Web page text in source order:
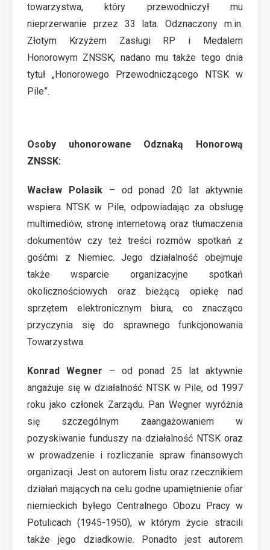
towarzystwa, który przewodniczył mu
nieprzerwanie przez 33 lata. Odznaczony m.in.
Złotym Krzyżem Zasługi RP i Medalem
Honorowym ZNSSK, nadano mu także tego dnia
tytuł „Honorowego Przewodniczącego NTSK w
Pile”.
Osoby uhonorowane Odznaką Honorową
ZNSSK:
Wacław Polasik– od ponad 20 lat aktywnie
wspiera NTSK w Pile, odpowiadając za obsługę
multimediów, stronę internetową oraz tłumaczenia
dokumentów czy też treści rozmów spotkań z
gośćmi z Niemiec. Jego działalność obejmuje
także wsparcie organizacyjne spotkań
okolicznościowych oraz bieżącą opiekę nad
sprzętem elektronicznym biura, co znacząco
przyczynia się do sprawnego funkcjonowania
Towarzystwa.
Konrad Wegner – od ponad 25 lat aktywnie
angażuje się w działalność NTSK w Pile, od 1997
roku jako członek Zarządu. Pan Wegner wyróżnia
się szczególnym zaangażowaniem w
pozyskiwanie funduszy na działalność NTSK oraz
w prowadzenie i rozliczanie spraw finansowych
organizacji. Jest on autorem listu oraz rzecznikiem
działań mających na celu godne upamiętnienie ofiar
niemieckich byłego Centralnego Obozu Pracy w
Potulicach (1945-1950), w którym życie stracili
także jego dziadkowie. Ponadto jest autorem